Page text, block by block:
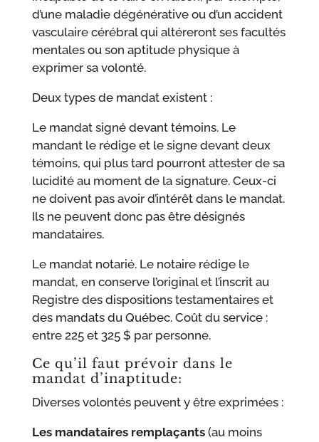
d’une maladie dégénérative ou d’un accident
vasculaire cérébral qui altéreront ses facultés
mentales ou son aptitude physique à
exprimer sa volonté.
Deux types de mandat existent :
Le mandat signé devant témoins. Le
mandant le rédige et le signe devant deux
témoins, qui plus tard pourront attester de sa
lucidité au moment de la signature. Ceux-ci
ne doivent pas avoir d’intérêt dans le mandat.
Ils ne peuvent donc pas être désignés
mandataires.
Le mandat notarié. Le notaire rédige le
mandat, en conserve l’original et l’inscrit au
Registre des dispositions testamentaires et
des mandats du Québec. Coût du service :
entre 225 et 325 $ par personne.
Ce qu’il faut prévoir dans le
mandat d’inaptitude:
Diverses volontés peuvent y être exprimées :
Les mandataires remplaçants(au moins